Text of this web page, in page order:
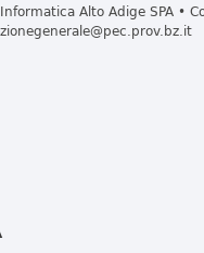
Alto Adige SPA •